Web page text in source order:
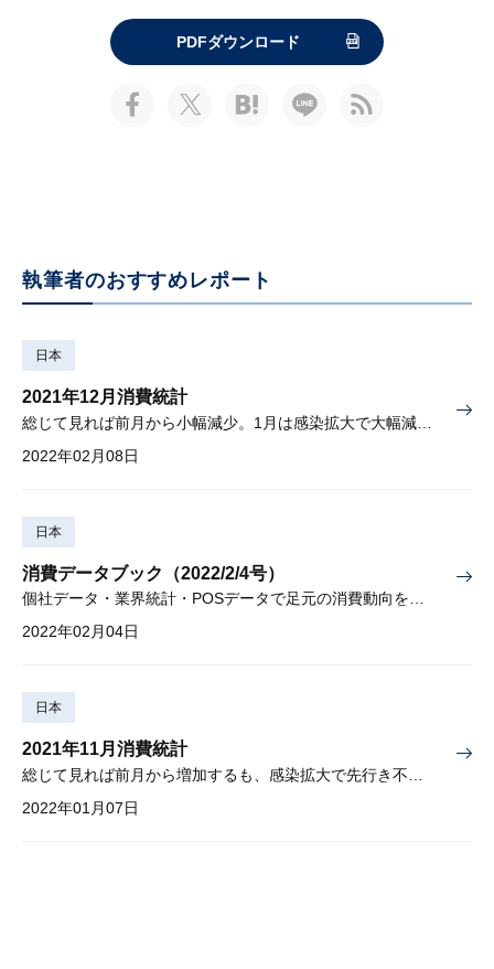
PDFダウンロード
執筆者のおすすめレポート
日本
2021年12月消費統計
2022年02月08日
日本
消費データブック（2022/2/4号）
個社データ・業界統計・POSデータで足元の消費動向を先取り
2022年02月04日
日本
2021年11月消費統計
2022年01月07日